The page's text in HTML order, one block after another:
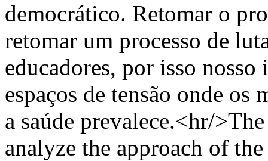
democrático. Retomar o
retomar um processo de
educadores, por isso nosso
espaços de tensão onde os
a saúde prevalece.<hr/
analyze the approach of